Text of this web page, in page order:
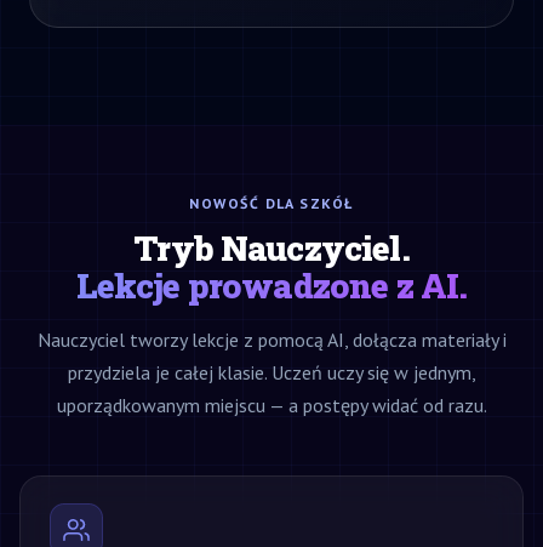
NOWOŚĆ DLA SZKÓŁ
Tryb Nauczyciel.
Lekcje prowadzone z AI.
Nauczyciel tworzy lekcje z pomocą AI, dołącza materiały i
przydziela je całej klasie. Uczeń uczy się w jednym,
uporządkowanym miejscu — a postępy widać od razu.